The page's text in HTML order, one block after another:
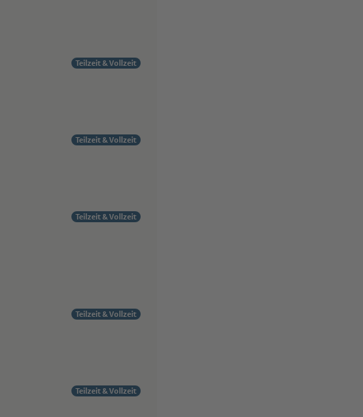
Teilzeit & Vollzeit
Teilzeit & Vollzeit
Teilzeit & Vollzeit
Teilzeit & Vollzeit
Teilzeit & Vollzeit